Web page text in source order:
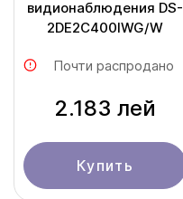
видионаблюдения DS-
2DE2C400IWG/W
Почти распродано
2.183 лей
Купить